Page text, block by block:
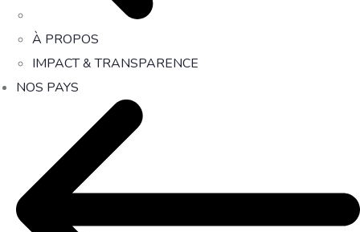
À PROPOS
IMPACT & TRANSPARENCE
NOS PAYS